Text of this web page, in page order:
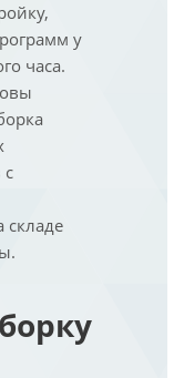
у
часа.
складе